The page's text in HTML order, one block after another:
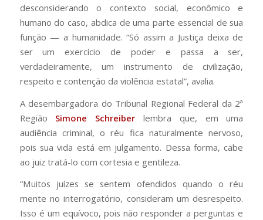
desconsiderando o contexto social, econômico e
humano do caso, abdica de uma parte essencial de sua
função — a humanidade. “Só assim a Justiça deixa de
ser um exercício de poder e passa a ser,
verdadeiramente, um instrumento de civilização,
respeito e contenção da violência estatal”, avalia.
A desembargadora do Tribunal Regional Federal da 2ª
Região Simone Schreiberlembra que, em uma
audiência criminal, o réu fica naturalmente nervoso,
pois sua vida está em julgamento. Dessa forma, cabe
ao juiz tratá-lo com cortesia e gentileza.
“Muitos juízes se sentem ofendidos quando o réu
mente no interrogatório, consideram um desrespeito.
Isso é um equívoco, pois não responder a perguntas e